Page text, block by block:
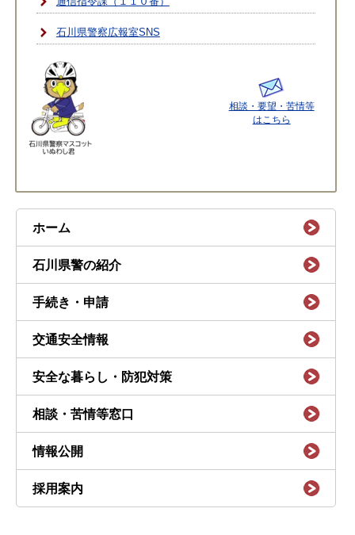
石川県警察広報室SNS
相談・要望・苦情等
はこちら
ホーム
石川県警の紹介
手続き・申請
交通安全情報
安全な暮らし・防犯対策
相談・苦情等窓口
情報公開
採用案内